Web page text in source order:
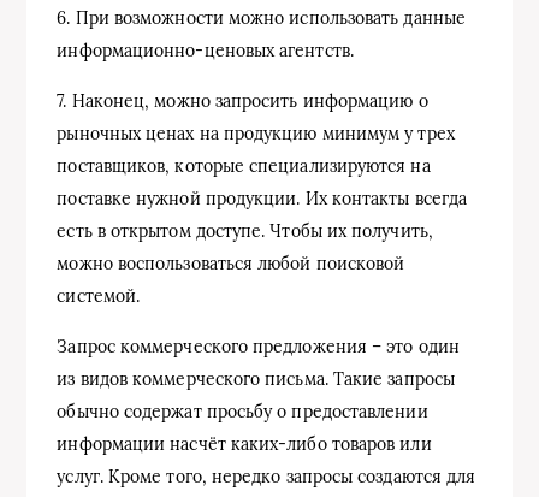
6. При возможности можно использовать данные
информационно-ценовых агентств.
7. Наконец, можно запросить информацию о
рыночных ценах на продукцию минимум у трех
поставщиков, которые специализируются на
поставке нужной продукции. Их контакты всегда
есть в открытом доступе. Чтобы их получить,
можно воспользоваться любой поисковой
системой.
Запрос коммерческого предложения – это один
из видов коммерческого письма. Такие запросы
обычно содержат просьбу о предоставлении
информации насчёт каких-либо товаров или
услуг. Кроме того, нередко запросы создаются для